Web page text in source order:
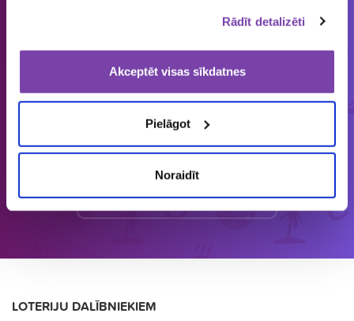
Rādīt detalizēti
Akceptēt visas sīkdatnes
Pielāgot
Noraidīt
Latvijā vienīgais specializētais Loterijas.lv
loteriju portāls. Loterijas.lv sniedz unikālu
informāciju bāzi par aktuālo loteriju
apkopojumu tirgū.
Skatīt 2025. gadu infografikā
LOTERIJU DALĪBNIEKIEM